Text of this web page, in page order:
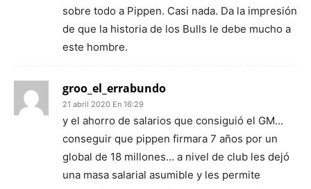
sobre todo a Pippen. Casi nada. Da la impresión
de que la historia de los Bulls le debe mucho a
este hombre.
groo_el_errabundo
21 abril 2020 En 16:29
y el ahorro de salarios que consiguió el GM…
conseguir que pippen firmara 7 años por un
global de 18 millones… a nivel de club les dejó
una masa salarial asumible y les permite